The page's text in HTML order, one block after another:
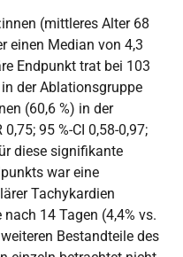
(mittleres Alter 68
einen Median von 4,3
Endpunkt trat bei 103
der Ablationsgruppe
(60,6 %) in der
95 %-CI 0,58-0,97;
diese signifikante
war eine
Tachykardien
14 Tagen (4,4% vs.
Bestandteile des